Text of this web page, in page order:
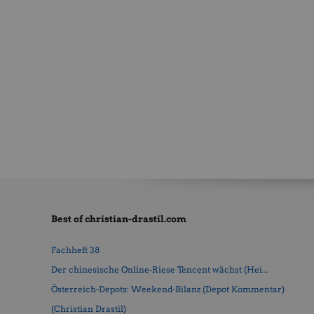
Best of christian-drastil.com
Fachheft 38
Der chinesische Online-Riese Tencent wächst (Hei...
Österreich-Depots: Weekend-Bilanz (Depot Kommentar)
(Christian Drastil)